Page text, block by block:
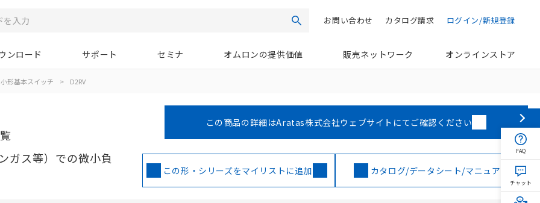
検索 ログイン/新規登録
カタログ請求
お問い合わせ
ンロード サポート セミナ オムロンの提供価値 販売ネットワーク オンラインストア
小形基本スイッチ > D2RV
ガス等）での微小負
この商品の詳細はAratas株式会社ウェブサイトにてご確認ください
この形・シリーズをマイリストに追加 カタログ/データシート/マニュアル
FAQ
チャット